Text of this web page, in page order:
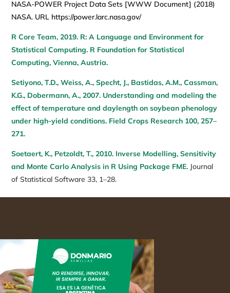
NASA-POWER Project Data Sets [WWW Document] (2018)
NASA. URL https://power.larc.nasa.gov/
R Core Team, 2019. R: A Language and Environment for
Statistical Computing. R Foundation for Statistical
Computing, Vienna, Austria.
Setiyono, T.D., Weiss, A., Specht, J., Bastidas, A.M., Cassman,
K.G., Dobermann, A., 2007. Understanding and modeling the
effect of temperature and daylength on soybean phenology
under high-yield conditions. Field Crops Research 100, 257–
271.
Soetaert, K., Petzoldt, T., 2010. Inverse Modelling, Sensitivity
and Monte Carlo Analysis in R Using Package FME. Journal
of Statistical Software 33, 1–28.